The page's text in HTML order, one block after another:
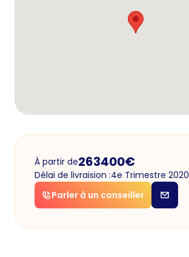
À partir de263400€
Délai de livraision :4e Trimestre 2020
Parler à un conseiller